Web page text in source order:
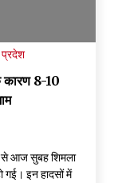
प्रदेश
8-10
से आज सुबह शिमला
गई। इन हादसों में